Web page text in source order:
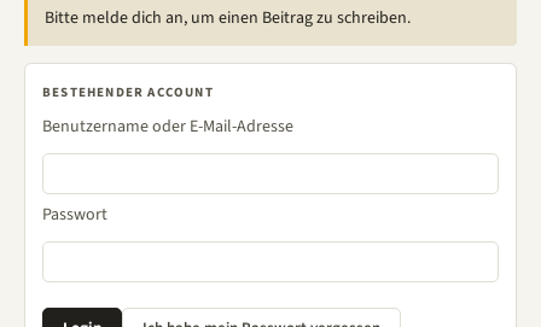
Bitte melde dich an, um einen Beitrag zu schreiben.
BESTEHENDER ACCOUNT
Benutzername oder E-Mail-Adresse
Passwort